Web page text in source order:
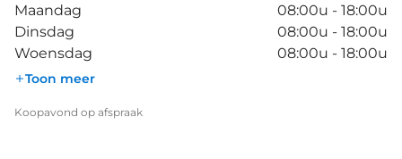
Maandag
08:00u - 18:00u
Dinsdag
08:00u - 18:00u
Woensdag
08:00u - 18:00u
Toon meer
Koopavond op afspraak